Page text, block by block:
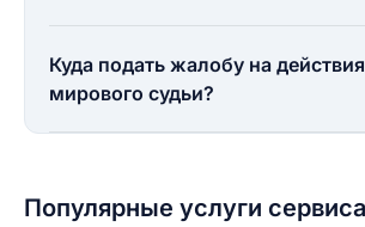
Куда подать жалобу на действия
мирового судьи?
Популярные услуги